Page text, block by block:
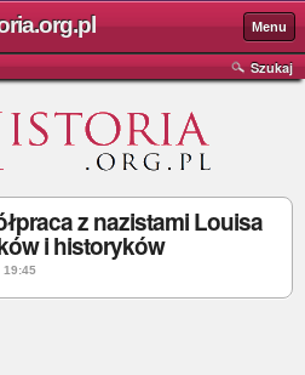
Menu
Szukaj
z nazistami Louisa
i historyków
19:45